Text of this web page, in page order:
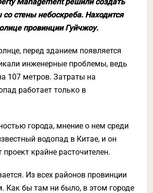
стены небоскреба. Находится
провинции Гуйчжоу.
перед зданием появляется
инженерные проблемы, ведь
107 метров. Затраты на
работает только в
города, мнение о нем среди
водопад в Китае, и он
крайне расточителен.
Из всех районов провинции
Как бы там ни было, в этом городе